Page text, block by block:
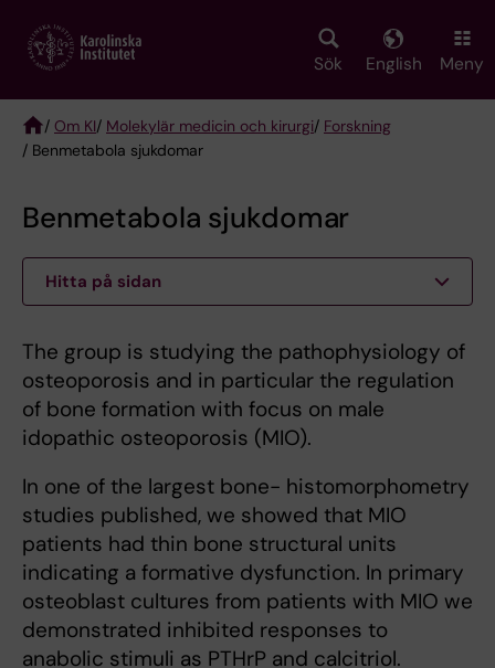
main
Sök English Meny
Breadcrumb
/ Om KI/ Molekylär medicin och kirurgi/ Forskning
/ Benmetabola sjukdomar
Benmetabola sjukdomar
Hitta på sidan
The group is studying the pathophysiology of
osteoporosis and in particular the regulation
of bone formation with focus on male
idopathic osteoporosis (MIO).
In one of the largest bone- histomorphometry
studies published, we showed that MIO
patients had thin bone structural units
indicating a formative dysfunction. In primary
osteoblast cultures from patients with MIO we
demonstrated inhibited responses to
anabolic stimuli as PTHrP and calcitriol.